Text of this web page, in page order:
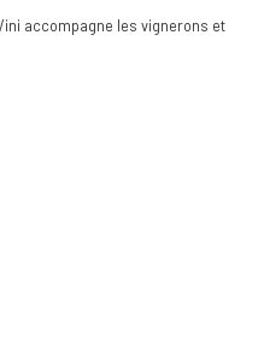
accompagne les vignerons et